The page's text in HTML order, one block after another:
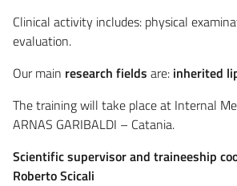
Clinical activity includes: physical
evaluation.
Our main research fields are: inherited
The training will take place at Internal
ARNAS GARIBALDI – Catania.
Scientific supervisor and traineeship
Roberto Scicali